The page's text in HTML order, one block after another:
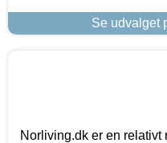
Se udvalget
Norliving.dk er en relativt